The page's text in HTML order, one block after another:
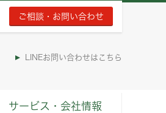
ご相談・お問い合わせ
LINEお問い合わせはこちら
サービス・会社情報